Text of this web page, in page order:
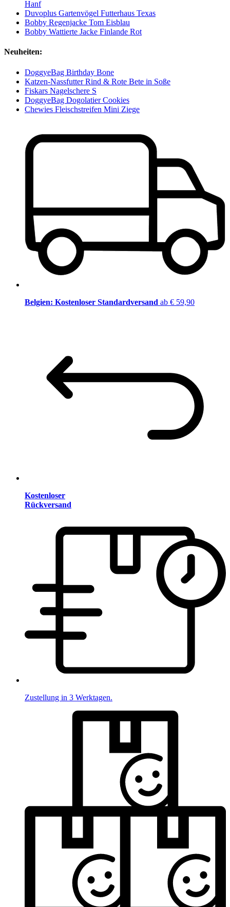
Hanf
Duvoplus Gartenvögel Futterhaus Texas
Bobby Regenjacke Tom Eisblau
Bobby Wattierte Jacke Finlande Rot
Neuheiten:
DoggyeBag Birthday Bone
Katzen-Nassfutter Rind & Rote Bete in Soße
Fiskars Nagelschere S
DoggyeBag Dogolatier Cookies
Chewies Fleischstreifen Mini Ziege
Belgien: Kostenloser Standardversand ab € 59,90
Kostenloser
Rückversand
Zustellung in 3 Werktagen.